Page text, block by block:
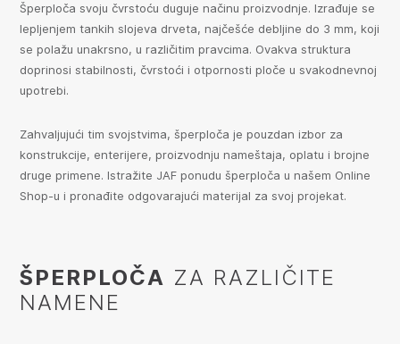
Šperploča svoju čvrstoću duguje načinu proizvodnje. Izrađuje se
lepljenjem tankih slojeva drveta, najčešće debljine do 3 mm, koji
se polažu unakrsno, u različitim pravcima. Ovakva struktura
doprinosi stabilnosti, čvrstoći i otpornosti ploče u svakodnevnoj
upotrebi.
Zahvaljujući tim svojstvima, šperploča je pouzdan izbor za
konstrukcije, enterijere, proizvodnju nameštaja, oplatu i brojne
druge primene. Istražite JAF ponudu šperploča u našem Online
Shop-u i pronađite odgovarajući materijal za svoj projekat.
ŠPERPLOČA ZA RAZLIČITE
NAMENE